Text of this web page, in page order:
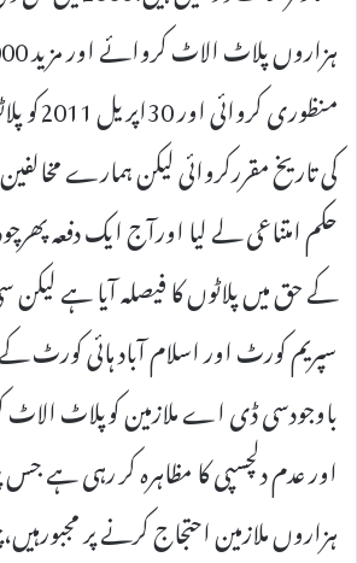
منظوری
کی تاریخ مقررکروائی لیکن ہمارے
حکم امتناعی لے لیا اورآج ایک دفعہ
کے حق میں پلاٹوں کا فیصلہ آیا ہے
سپریم کورٹ اور اسلام آباد ہائی
باوجودسی ڈی اے ملازمین کوپلاٹ
اور عدم دلچسپی کا مظاہرہ کر رہی ہے
ہزاروں ملازمین احتجاج کرنے پر